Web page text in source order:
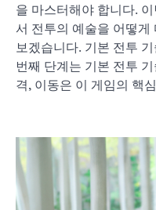
을 마스터해야 합니다.
서 전투의 예술을 어떻
보겠습니다. 기본 전투
번째 단계는 기본 전투
격, 이동은 이 게임의 핵